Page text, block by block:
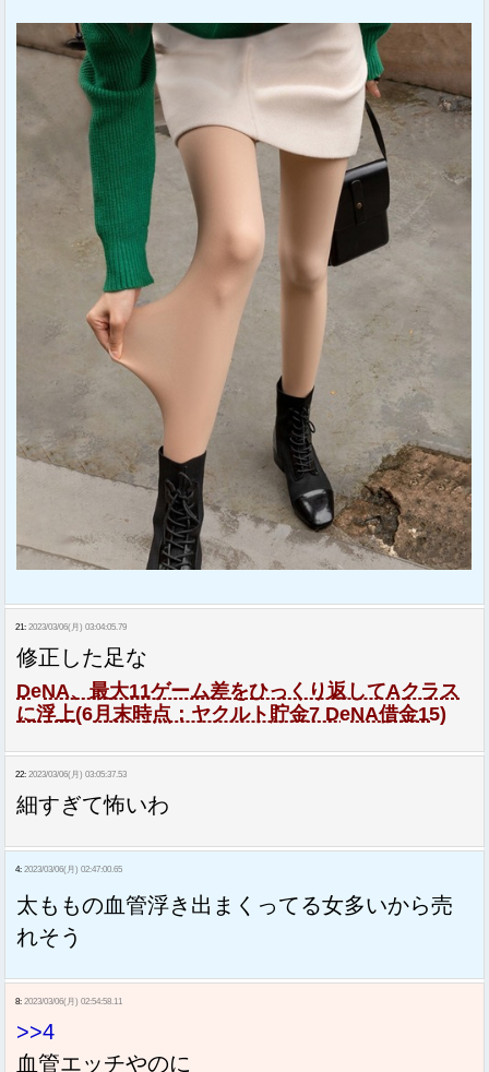
21: 2023/03/06(月) 03:04:05.79
修正した足な
DeNA、最大11ゲーム差をひっくり返してAクラス
に浮上(6月末時点：ヤクルト貯金7 DeNA借金15)
22: 2023/03/06(月) 03:05:37.53
細すぎて怖いわ
4: 2023/03/06(月) 02:47:00.65
太ももの血管浮き出まくってる女多いから売
れそう
8: 2023/03/06(月) 02:54:58.11
>>4
血管エッチやのに